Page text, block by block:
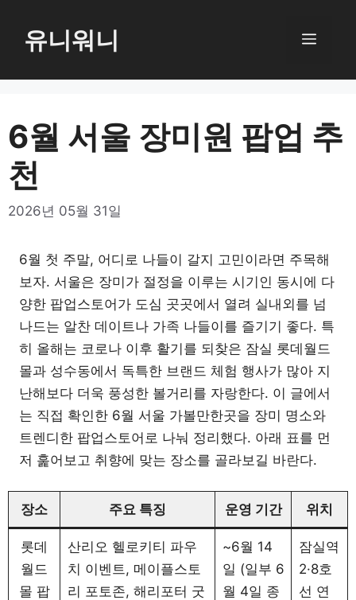
로
뛰
기
유니워니 메
6월 서울 장미원 팝업 추
천
2026년 05월 31일
6월 첫 주말, 어디로 나들이 갈지 고민이라면 주목해
보자. 서울은 장미가 절정을 이루는 시기인 동시에 다
양한 팝업스토어가 도심 곳곳에서 열려 실내외를 넘
나드는 알찬 데이트나 가족 나들이를 즐기기 좋다. 특
히 올해는 코로나 이후 활기를 되찾은 잠실 롯데월드
몰과 성수동에서 독특한 브랜드 체험 행사가 많아 지
난해보다 더욱 풍성한 볼거리를 자랑한다. 이 글에서
는 직접 확인한 6월 서울 가볼만한곳을 장미 명소와
트렌디한 팝업스토어로 나눠 정리했다. 아래 표를 먼
저 훑어보고 취향에 맞는 장소를 골라보길 바란다.
장소 주요 특징 운영 기간 위치
롯데
월드
몰 팝
산리오 헬로키티 파우
치 이벤트, 메이플스토
리 포토존, 해리포터 굿
~6월 14
일 (일부 6
월 4일 종
잠실역
2·8호
선 연